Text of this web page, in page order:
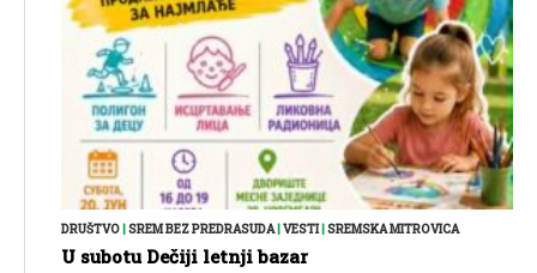
DRUŠTVO|SREM BEZ PREDRASUDA|VESTI|SREMSKA MITROVICA
U subotu Dečiji letnji bazar